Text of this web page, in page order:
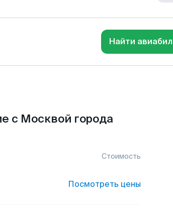
Найти
с Москвой города
Стоимость
Посмотреть цены